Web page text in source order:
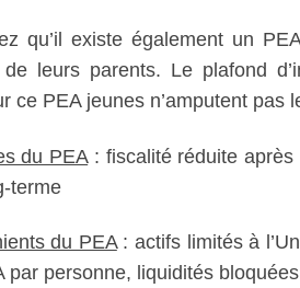
qu’il existe également un
leurs parents. Le plafond
ce PEA jeunes n’amputent
du PEA: fiscalité réduite après
terme
du PEA: actifs limités à
par personne, liquidités